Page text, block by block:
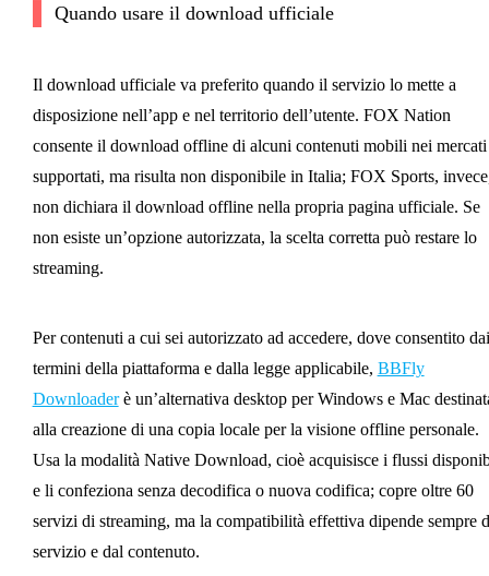
Quando usare il download ufficiale
Il download ufficiale va preferito quando il servizio lo mette a
disposizione nell’app e nel territorio dell’utente. FOX Nation
consente il download offline di alcuni contenuti mobili nei mercati
supportati, ma risulta non disponibile in Italia; FOX Sports,
non dichiara il download offline nella propria pagina ufficiale. Se
non esiste un’opzione autorizzata, la scelta corretta può restare lo
streaming.
Per contenuti a cui sei autorizzato ad accedere, dove consentito dai
termini della piattaforma e dalla legge applicabile, BBFly
Downloaderè un’alternativa desktop per Windows e Mac
alla creazione di una copia locale per la visione offline personale.
Usa la modalità Native Download, cioè acquisisce i flussi
e li confeziona senza decodifica o nuova codifica; copre oltre 60
servizi di streaming, ma la compatibilità effettiva dipende sempre
servizio e dal contenuto.